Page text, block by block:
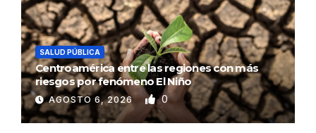
SALUD PÚBLICA
Centroamérica entre las regiones con más
riesgos por fenómeno El Niño
AGOSTO 6, 2026 0